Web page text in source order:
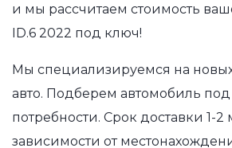
и мы рассчитаем стоимость
ID.6 2022 под ключ!
Мы специализируемся на
авто. Подберем автомобиль
потребности. Срок доставки 1-2
зависимости от